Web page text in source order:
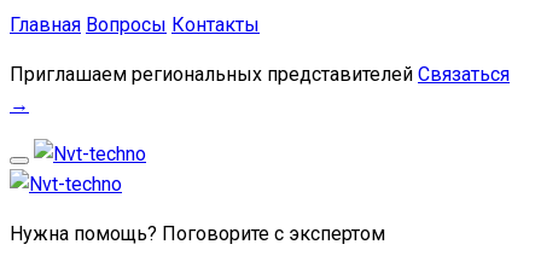
Главная Вопросы Контакты
Приглашаем региональных представителей Связаться
→
Нужна помощь? Поговорите с экспертом